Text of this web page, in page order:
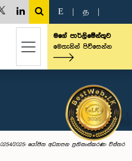
E த
මගේ පාර්ලිමේන්තුව
මෙතැනින් පිවිසෙන්න
0254/2025: යෝජිත අධ්‍යාපන ප්‍රතිසංස්කරණ: විස්තර